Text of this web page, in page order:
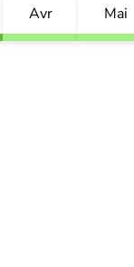
Avr Mai